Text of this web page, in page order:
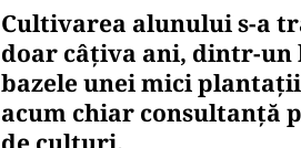
Cultivarea alunului s-a
doar câţiva ani, dintr-un
bazele unei mici
acum chiar consultanţă